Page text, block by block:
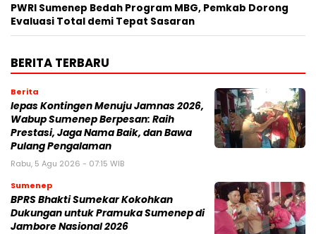
PWRI Sumenep Bedah Program MBG, Pemkab Dorong
Evaluasi Total demi Tepat Sasaran
BERITA TERBARU
Berita
lepas Kontingen Menuju Jamnas 2026,
Wabup Sumenep Berpesan: Raih
Prestasi, Jaga Nama Baik, dan Bawa
Pulang Pengalaman
Rabu, 5 Agu 2026 - 07:15 WIB
Sumenep
BPRS Bhakti Sumekar Kokohkan
Dukungan untuk Pramuka Sumenep di
Jambore Nasional 2026